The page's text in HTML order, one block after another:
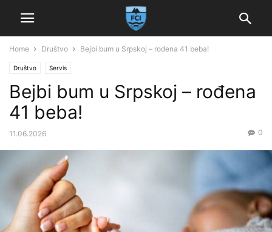
Home Društvo Bejbi bum u Srpskoj – rođena 41 beba!
Društvo Servis
Bejbi bum u Srpskoj – rođena
41 beba!
11.06.2026 0